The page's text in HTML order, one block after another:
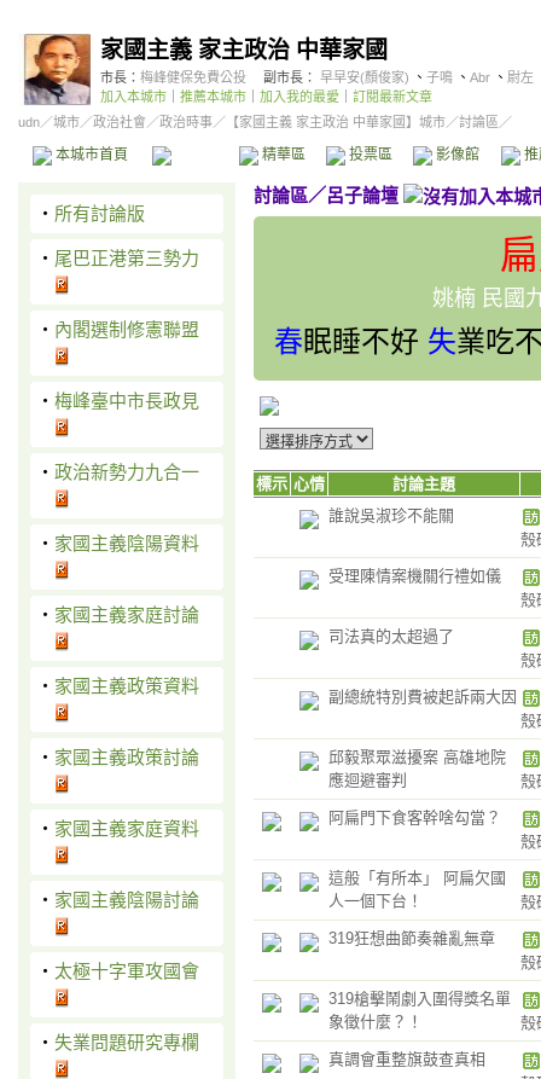
家國主義 家主政治 中華家國
市長： 梅峰健保免費公投 副市長： 早早安(顏俊家) 、 子鳴 、 Abr 、 尉左
加入本城市
推薦本城市 加入我的最愛
訂閱最新文章
udn／城市／政治社會 ／政治時事／ 【家國主義 家主政治 中華家國】城市／討論區／
本城市首頁 精華區 投票區 影像館
‧ 所有討論版
‧ 尾巴正港第三勢力
‧ 內閣選制修憲聯盟
‧ 梅峰臺中市長政見
‧ 政治新勢力九合一
‧ 家國主義陰陽資料
‧ 家國主義家庭討論
‧ 家國主義政策資料
‧ 家國主義政策討論
‧ 家國主義家庭資料
‧ 家國主義陰陽討論
‧ 太極十字軍攻國會
‧ 失業問題研究專欄
討論區／呂子論壇
姚楠 民國
春眠睡不好 失業吃
標示 心情
討論主題
誰說吳淑珍不能關
殼
受理陳情案機關行禮如儀
殼
司法真的太超過了
殼
副總統特別費被起訴兩大因
殼
邱毅聚眾滋擾案 高雄地院
應迴避審判
殼
阿扁門下食客幹啥勾當？
殼
這般「有所本」 阿扁欠國
人一個下台！
殼
319狂想曲節奏雜亂無章
殼
319槍擊鬧劇入圍得獎名單
象徵什麼？！
殼
真調會重整旗鼓查真相